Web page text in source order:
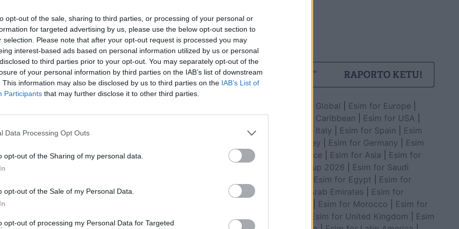
opt-out of the sale, sharing to third parties, or processing of your personal or
for targeted advertising by us, please use the below opt-out section to
selection. Please note that after your opt-out request is processed you may
interest-based ads based on personal information utilized by us or personal
to third parties prior to your opt-out. You may separately opt-out of the
of your personal information by third parties on the IAB’s list of downstream
This information may also be disclosed by us to third parties on the IAB’s List of
Participants that may further disclose it to other third parties.
Data Processing Opt Outs
opt-out of the Sharing of my personal data.
opt-out of the Sale of my Personal Data.
opt-out of processing my Personal Data for Targeted
Ilir Shaqiri s`përmbahet,
shpërthen me ofendime të rënda
ndaj Mozës: Bir k*rve…
schedule 09:08 / 25/05/2026
kishte probleme”/ Vajza
sakrificat dhe
“O Zhak mos i hy Mozës në hak”,
komenton përplasjen në “Ferma
Esim for Global Esim for Europe
Esim for Caribbean
Esim for USA
Esim for Italy
Esim for Spain
Esim
for Turkey
Esim for Germany
Esim
for Greece
Esim for Asia
Esim for
World Cup 2026
Esim for Saudi
Esim for Egypt
Esim for
United Arab Emirates
Esim for
Esim for Morocco
Esim for
Esim for United Kingdom
Esim